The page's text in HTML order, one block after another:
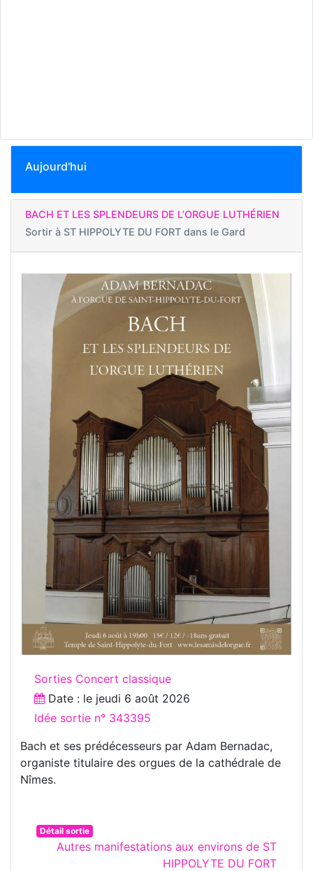
Aujourd'hui
BACH ET LES SPLENDEURS DE L’ORGUE LUTHÉRIEN
Sortir à ST HIPPOLYTE DU FORT dans le Gard
Sorties Concert classique
Date : le jeudi 6 août 2026
Idée sortie n° 343395
Bach et ses prédécesseurs par Adam Bernadac,
organiste titulaire des orgues de la cathédrale de
Nîmes.
Détail sortie
Autres manifestations aux environs de ST
HIPPOLYTE DU FORT